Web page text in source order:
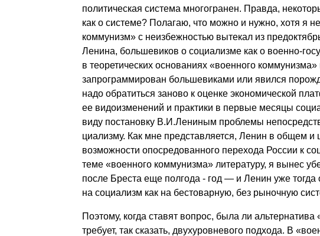
политиче­ская система многогранен. Правда,
как о системе? По­лагаю, что можно и нужно, хотя я
коммунизм» с неизбежно­стью вытекал из
Ленина, большевиков о социализме как о военно-
в теоретических основаниях «военного
запрограм­мирован большевиками или явился
надо обратиться за­ново к оценке экономической
ее видоизменений и практики в первые месяцы
виду постановку В.И.Лениным пробле­мы
циализму. Как мне представляется, Ленин в общем и
возможности опосредованного перехода России к
теме «военного коммунизма» литературу, я вынес
после Бреста еще полгода - год — и Ленин уже тогда
на социализм как на бестоварную, без рыночную
Поэтому, когда ставят вопрос, была ли
требует, так сказать, двухуровневого подхода. В